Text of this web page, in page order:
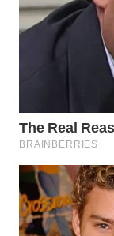
NEWS
WAHANA
ADVOKAT
WAHANA
INFRASTRUKTUR
WAHANA